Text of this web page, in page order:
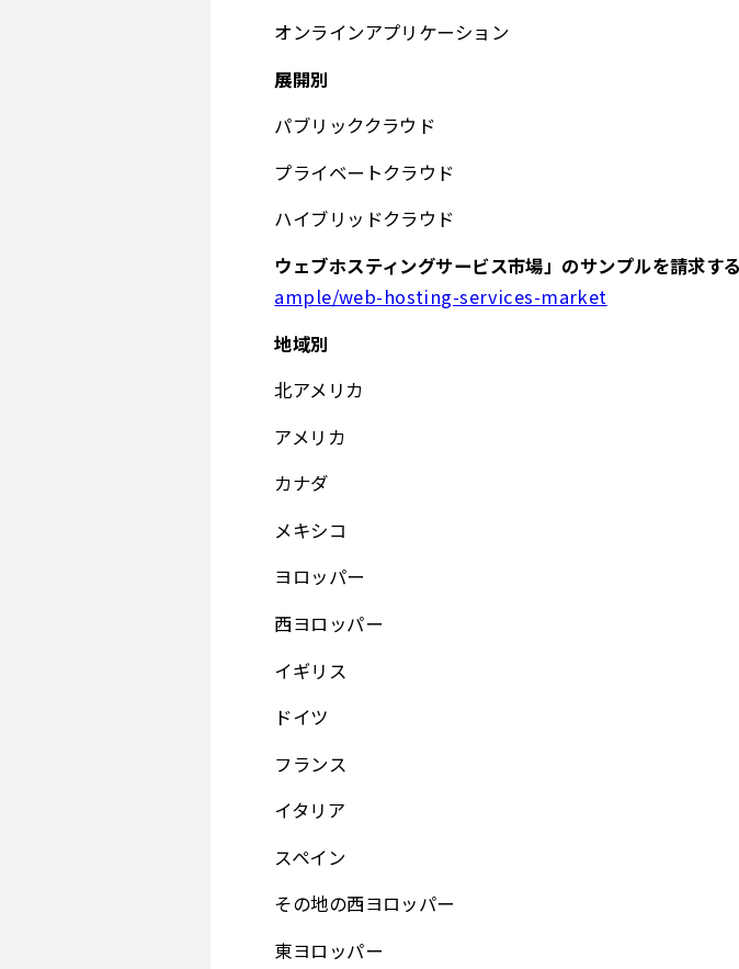
オンラインアプリケーション
展開別
パブリッククラウド
プライベートクラウド
ハイブリッドクラウド
ウェブホスティングサービス市場」のサンプルを請求する
ample/web-hosting-services-market
地域別
北アメリカ
アメリカ
カナダ
メキシコ
ヨロッパー
西ヨロッパー
イギリス
ドイツ
フランス
イタリア
スペイン
その地の西ヨロッパー
東ヨロッパー